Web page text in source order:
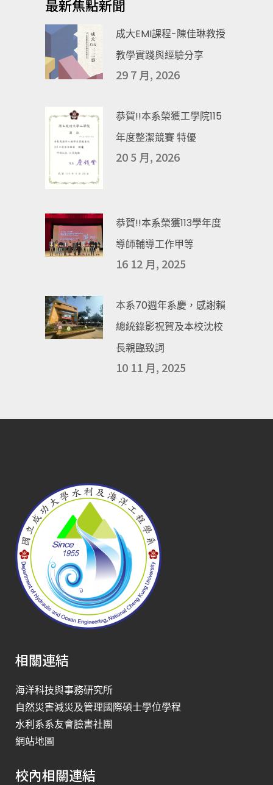
最新焦點新聞
成大EMI課程-陳佳琳教授
教學實踐與經驗分享
29 7 月, 2026
恭賀!!本系榮獲工學院115
年度整潔競賽 特優
20 5 月, 2026
恭賀!!本系榮獲113學年度
導師輔導工作甲等
16 12 月, 2025
本系70週年系慶，感謝賴
總統錄影祝賀及本校沈校
長親臨致詞
10 11 月, 2025
相關連結
海洋科技與事務研究所
自然災害減災及管理國際碩士學位學程
水利系系友會臉書社團
網站地圖
校內相關連結